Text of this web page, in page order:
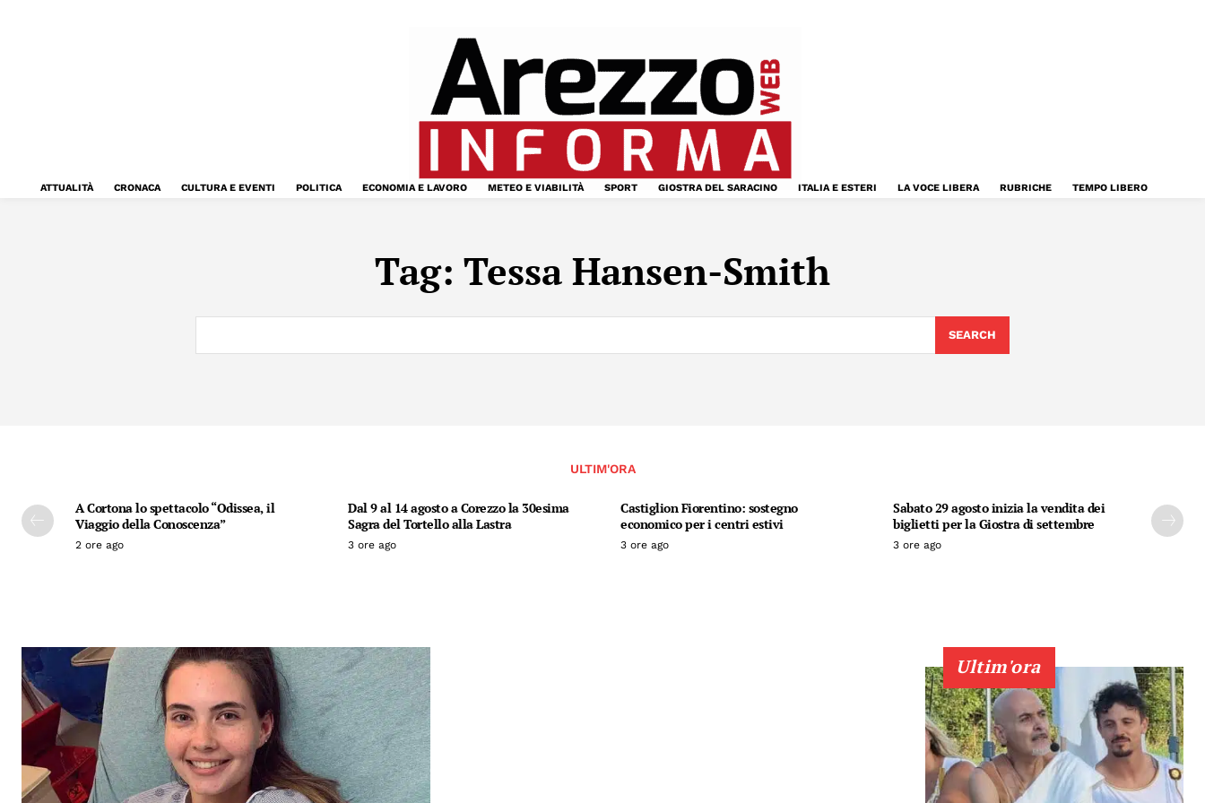
ATTUALITÀ CRONACA CULTURA E EVENTI POLITICA ECONOMIA E LAVORO METEO E VIABILITÀ SPORT GIOSTRA DEL SARACINO ITALIA E ESTERI LA VOCE LIBERA RUBRICHE TEMPO LIBERO
Tag: Tessa Hansen-Smith
SEARCH
ULTIM'ORA
A Cortona lo spettacolo “Odissea, il
Viaggio della Conoscenza”
2 ore ago
Dal 9 al 14 agosto a Corezzo la 30esima
Sagra del Tortello alla Lastra
3 ore ago
Castiglion Fiorentino: sostegno
economico per i centri estivi
3 ore ago
Sabato 29 agosto inizia la vendita dei
biglietti per la Giostra di settembre
3 ore ago
Ultim'ora